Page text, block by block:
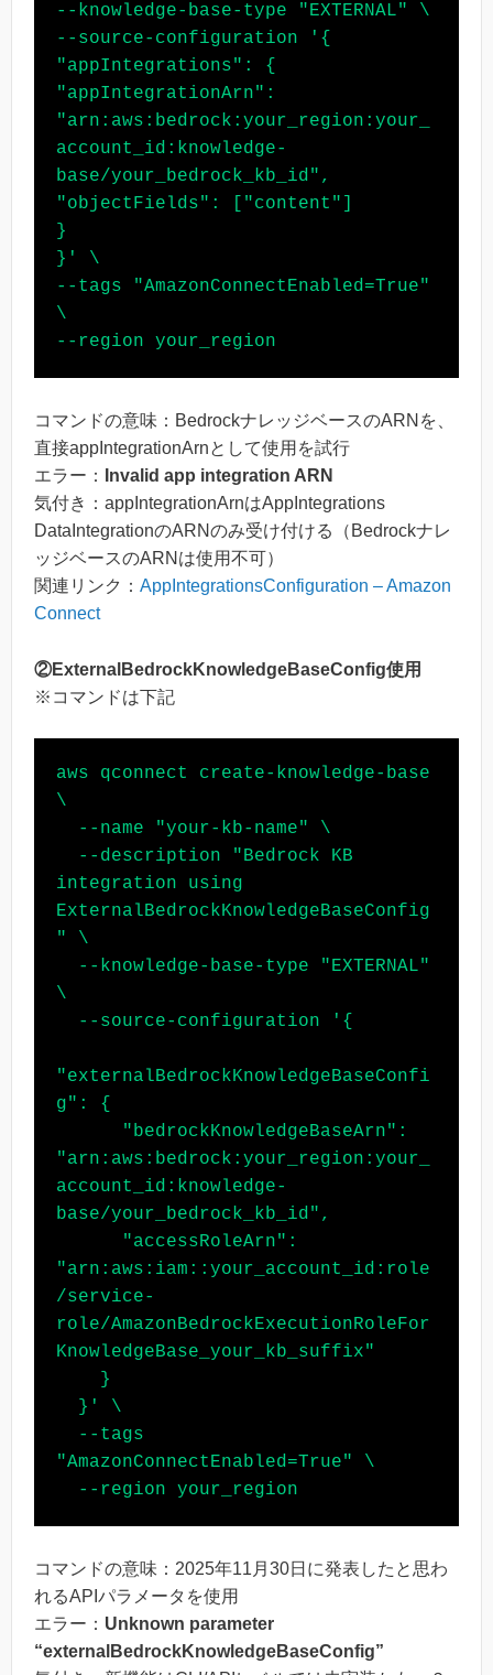
--knowledge-base-type "EXTERNAL" \
--source-configuration '{
"appIntegrations": {
"appIntegrationArn":
"arn:aws:bedrock:your_region:your_
account_id:knowledge-
base/your_bedrock_kb_id",
"objectFields": ["content"]
}
}' \
--tags "AmazonConnectEnabled=True"
\
コマンドの意味：BedrockナレッジベースのARNを、
直接appIntegrationArnとして使用を試行
エラー：
Invalid app integration ARN
気付き：appIntegrationArnはAppIntegrations
DataIntegrationのARNのみ受け付ける（Bedrockナレ
ッジベースのARNは使用不可）
関連リンク： AppIntegrationsConfiguration – Amazon
Connect
②ExternalBedrockKnowledgeBaseConfig使用
※コマンドは下記
aws qconnect create-knowledge-base
\
integration using
ExternalBedrockKnowledgeBaseConfig
" \
\
"externalBedrockKnowledgeBaseConfi
g": {
"arn:aws:bedrock:your_region:your_
account_id:knowledge-
base/your_bedrock_kb_id",
"arn:aws:iam::your_account_id:role
/service-
role/AmazonBedrockExecutionRoleFor
KnowledgeBase_your_kb_suffix"
"AmazonConnectEnabled=True" \
コマンドの意味：2025年11月30日に発表したと思わ
れるAPIパラメータを使用
エラー： Unknown parameter
“externalBedrockKnowledgeBaseConfig”